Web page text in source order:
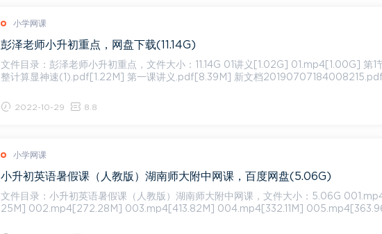
小学网课
彭泽老师小升初重点，网盘下载(11.14G)
文件目录：彭泽老师小升初重点，文件大小：11.14G 01讲义[1.02G] 01.mp4[1.00G] 第1节：凑
整计算显神速(1).pdf[1.22M] 第一课讲义.pdf[8.39M] 新文档
2022-10-29 8.8
小学网课
小升初英语暑假课（人教版）湖南师大附中网课，百度网盘(5.06G)
文件目录：小升初英语暑假课（人教版）湖南师大附中网课，文件大小：5.06G 001.mp4[246.
25M] 002.mp4[272.28M] 003.mp4[413.82M] 004.mp4[332.11M]